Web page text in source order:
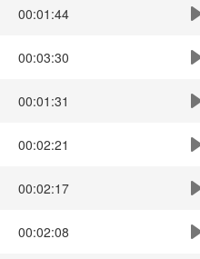
00:01:44
00:03:30
00:01:31
00:02:21
00:02:17
00:02:08